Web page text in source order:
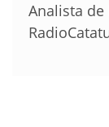
Analista